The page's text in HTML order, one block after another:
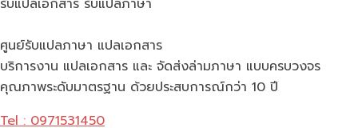
ศูนย์รับแปลภาษา แปลเอกสาร
บริการงาน แปลเอกสาร และ จัดส่งล่ามภาษา แบบครบวงจร
คุณภาพระดับมาตรฐาน ด้วยประสบการณ์กว่า 10 ปี
Tel : 0971531450